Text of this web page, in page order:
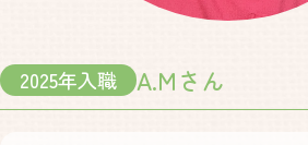
2025年入職 A.Mさん